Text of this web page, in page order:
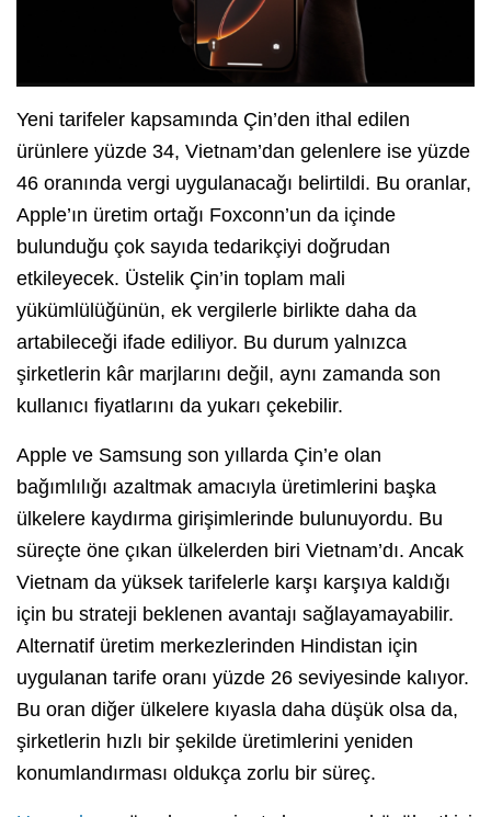
Yeni tarifeler kapsamında Çin’den ithal edilen
ürünlere yüzde 34, Vietnam’dan gelenlere ise yüzde
46 oranında vergi uygulanacağı belirtildi. Bu oranlar,
Apple’ın üretim ortağı Foxconn’un da içinde
bulunduğu çok sayıda tedarikçiyi doğrudan
etkileyecek. Üstelik Çin’in toplam mali
yükümlülüğünün, ek vergilerle birlikte daha da
artabileceği ifade ediliyor. Bu durum yalnızca
şirketlerin kâr marjlarını değil, aynı zamanda son
kullanıcı fiyatlarını da yukarı çekebilir.
Apple ve Samsung son yıllarda Çin’e olan
bağımlılığı azaltmak amacıyla üretimlerini başka
ülkelere kaydırma girişimlerinde bulunuyordu. Bu
süreçte öne çıkan ülkelerden biri Vietnam’dı. Ancak
Vietnam da yüksek tarifelerle karşı karşıya kaldığı
için bu strateji beklenen avantajı sağlayamayabilir.
Alternatif üretim merkezlerinden Hindistan için
uygulanan tarife oranı yüzde 26 seviyesinde kalıyor.
Bu oran diğer ülkelere kıyasla daha düşük olsa da,
şirketlerin hızlı bir şekilde üretimlerini yeniden
konumlandırması oldukça zorlu bir süreç.